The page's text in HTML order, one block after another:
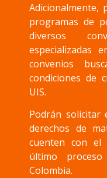
Adicionalmente,
programas de
diversos
especializadas
convenios
condiciones de
UIS.
Podrán solicitar
derechos de
cuenten con el
último
Colombia.